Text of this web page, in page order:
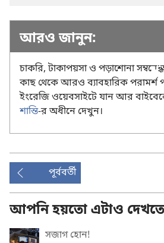
আরও জানুন:
চাকরি, টাকাপয়সা ও পড়াশোনা সম্বন্ধে
কাছ থেকে আরও ব্যাবহারিক পরামর্শ
ইংরেজি ওয়েবসাইটে যান আর
শান্তি-র অধীনে দেখুন।
পূর্ববর্তী
আপনি হয়তো এটাও দেখতে
সজাগ হোন!